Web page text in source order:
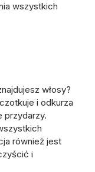
wszystkich
włosy?
i odkurza
przydarzy.
również jest
i